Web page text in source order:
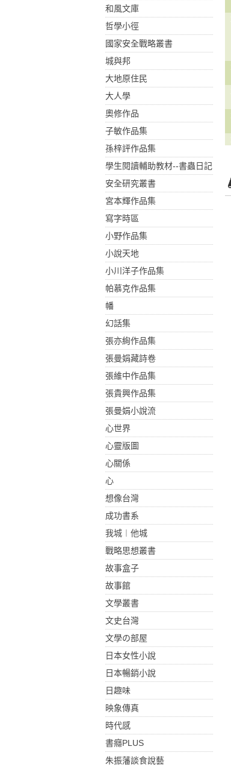
和風文庫
哲學小徑
國家安全戰略叢書
城與邦
大地原住民
大人學
奧修作品
子敏作品集
孫梓評作品集
學生閱讀輔助教材--書蟲日記
安全研究叢書
宮本輝作品集
寫字時區
小野作品集
小說天地
小川洋子作品集
帕慕克作品集
幡
幻話集
張亦絢作品集
張曼娟藏詩卷
張維中作品集
張貴興作品集
張曼娟小說流
心世界
心靈版圖
心關係
心
想像台灣
成功書系
我城︱他城
戰略思想叢書
故事盒子
故事館
文學叢書
文史台灣
文學の部屋
日本女性小說
日本暢銷小說
日趣味
映象傳真
時代感
書癮PLUS
朱振藩談食說藝